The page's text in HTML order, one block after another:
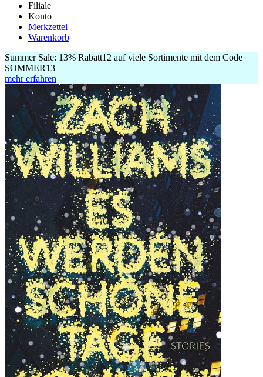
Filiale
Konto
Merkzettel
Warenkorb
Summer Sale: 13% Rabatt12 auf viele Sortimente mit dem Code
SOMMER13
mehr erfahren